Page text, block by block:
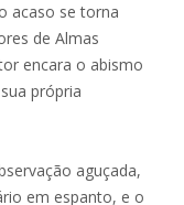
acaso se torna
de Almas
encara o abismo
própria
aguçada,
em espanto, e o